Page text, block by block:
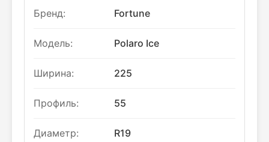
Бренд: Fortune
Модель: Polaro Ice
Ширина: 225
Профиль: 55
Диаметр: R19